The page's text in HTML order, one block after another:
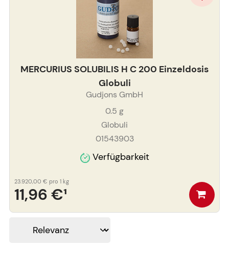
MERCURIUS SOLUBILIS H C 200 Einzeldosis
Globuli
Gudjons GmbH
0.5 g
Globuli
01543903
Verfügbarkeit
11,96 €¹
23.920,00 € pro 1 kg